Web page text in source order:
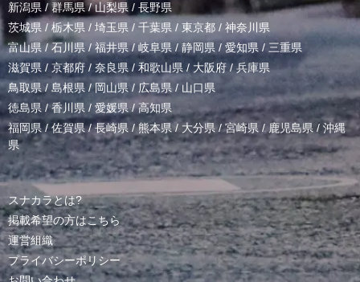
新潟県 /群馬県/山梨県 / 長野県
茨城県 / 栃木県 / 埼玉県 / 千葉県 / 東京都 / 神奈川県
富山県 /石川県/福井県/岐阜県 / 静岡県 / 愛知県 / 三重県
滋賀県 / 京都府 / 奈良県 / 和歌山県/ 大阪府 /兵庫県
鳥取県/ 島根県 /岡山県/ 広島県 / 山口県
徳島県 /香川県 / 愛媛県/高知県
福岡県/佐賀県/長崎県 /熊本県/ 大分県/宮崎県 /鹿児島県 / 沖縄
県
スナカラとは?
掲載希望の方はこちら
運営組織
プライバシーポリシー